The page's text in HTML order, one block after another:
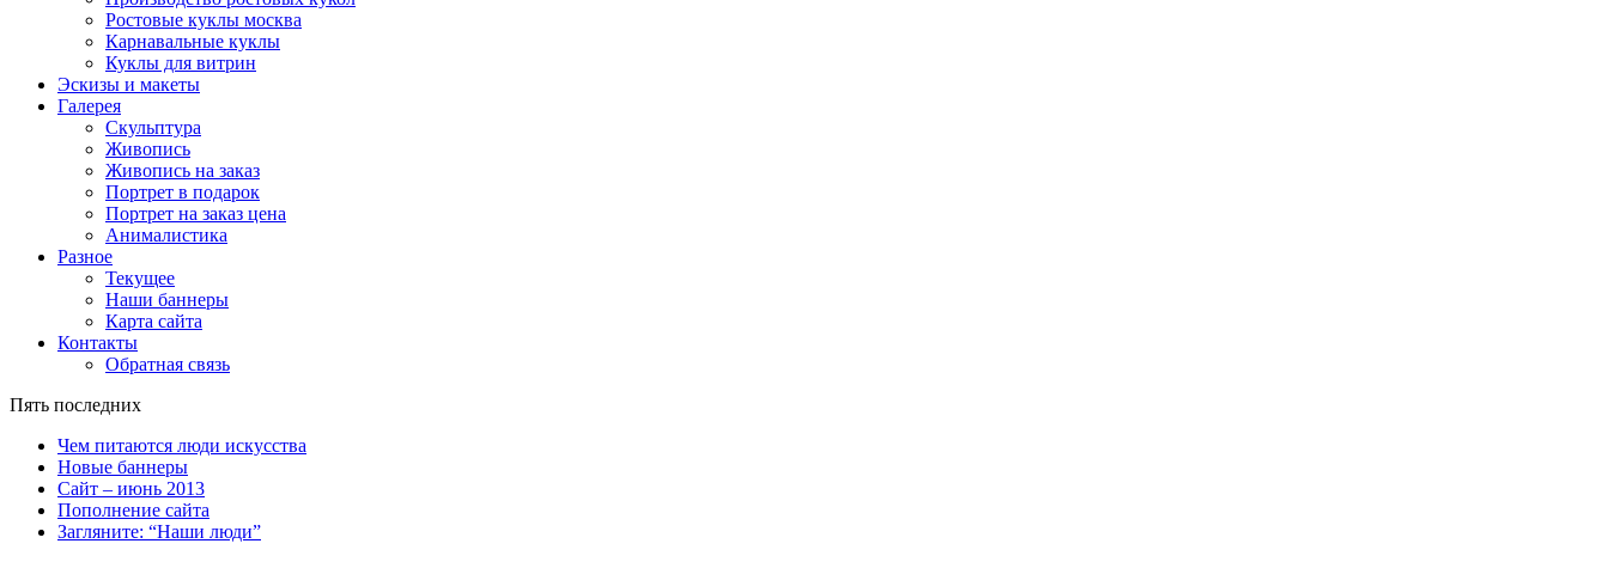
Ростовые куклы москва
Карнавальные куклы
Куклы для витрин
Эскизы и макеты
Галерея
Скульптура
Живопись
Живопись на заказ
Портрет в подарок
Портрет на заказ цена
Анималистика
Разное
Текущее
Наши баннеры
Карта сайта
Контакты
Обратная связь
Пять последних
Чем питаются люди искусства
Новые баннеры
Сайт – июнь 2013
Пополнение сайта
Загляните: “Наши люди”